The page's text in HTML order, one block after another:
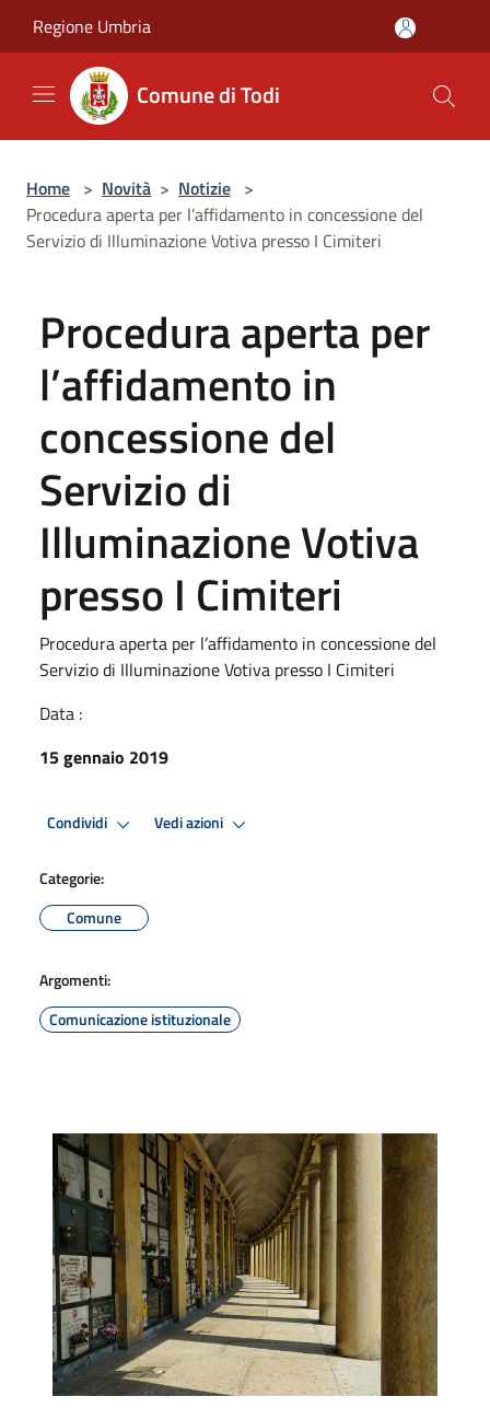
Regione Umbria
Comune di Todi
Home > Novità > Notizie >
Procedura aperta per l’affidamento in concessione del
Servizio di Illuminazione Votiva presso I Cimiteri
Procedura aperta per
l’affidamento in
concessione del
Servizio di
Illuminazione Votiva
presso I Cimiteri
Procedura aperta per l’affidamento in concessione del
Servizio di Illuminazione Votiva presso I Cimiteri
Data :
15 gennaio 2019
Condividi Vedi azioni
Categorie:
Comune
Argomenti:
Comunicazione istituzionale